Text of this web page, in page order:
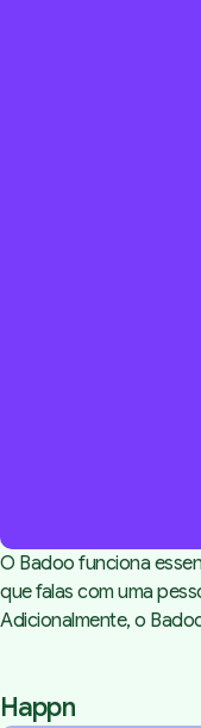
O Badoo funciona
que falas com uma
Adicionalmente, o
Happn